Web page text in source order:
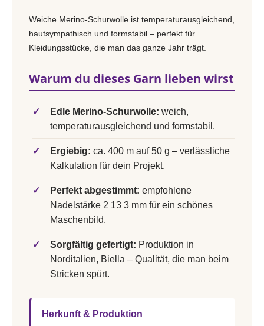
Weiche Merino-Schurwolle ist temperaturausgleichend,
hautsympathisch und formstabil – perfekt für
Kleidungsstücke, die man das ganze Jahr trägt.
Warum du dieses Garn lieben wirst
✓ Edle Merino-Schurwolle: weich,
temperaturausgleichend und formstabil.
✓ Ergiebig: ca. 400 m auf 50 g – verlässliche
Kalkulation für dein Projekt.
✓ Perfekt abgestimmt: empfohlene
Nadelstärke 2 13 3 mm für ein schönes
Maschenbild.
✓ Sorgfältig gefertigt: Produktion in
Norditalien, Biella – Qualität, die man beim
Stricken spürt.
Herkunft & Produktion